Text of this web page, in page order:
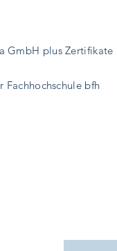
plus
Fachhochschule bfh